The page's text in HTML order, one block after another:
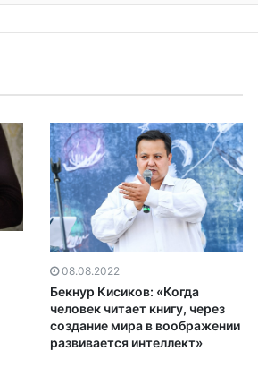
08.08.2022
Бекнур Кисиков: «Когда
человек читает книгу, через
создание мира в воображении
развивается интеллект»